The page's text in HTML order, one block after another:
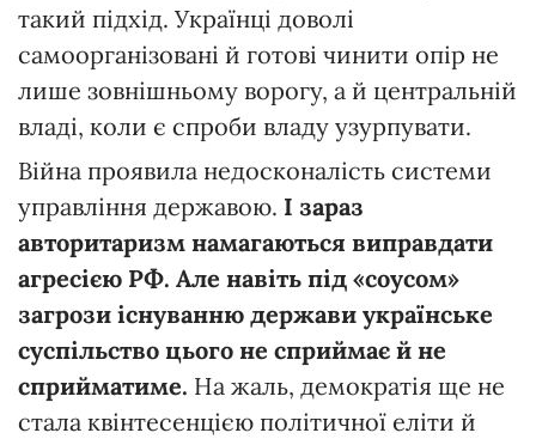
такий підхід. Українці доволі
самоорганізовані й готові чинити опір не
лише зовнішньому ворогу, а й центральній
владі, коли є спроби владу узурпувати.
Війна проявила недосконалість системи
управління державою. І зараз
авторитаризм намагаються виправдати
агресією РФ. Але навіть під «соусом»
загрози існуванню держави українське
суспільство цього не сприймає й не
сприйматиме. На жаль, демократія ще не
стала квінтесенцією політичної еліти й